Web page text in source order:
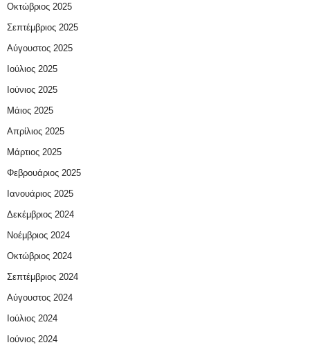
Οκτώβριος 2025
Σεπτέμβριος 2025
Αύγουστος 2025
Ιούλιος 2025
Ιούνιος 2025
Μάιος 2025
Απρίλιος 2025
Μάρτιος 2025
Φεβρουάριος 2025
Ιανουάριος 2025
Δεκέμβριος 2024
Νοέμβριος 2024
Οκτώβριος 2024
Σεπτέμβριος 2024
Αύγουστος 2024
Ιούλιος 2024
Ιούνιος 2024